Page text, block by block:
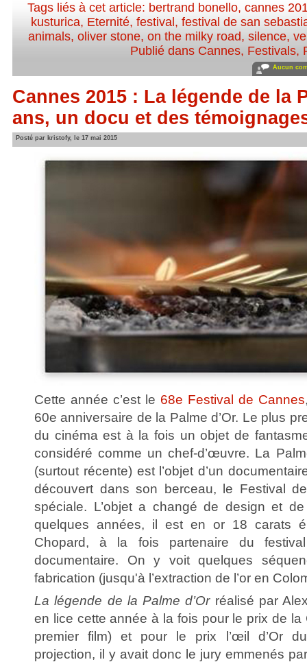
Tags liés à cet article: bertrand bonello,cannes
kusturica, Eternité, festival , festival de san
animals, oliver stone, on the milky road, silence,
Publié dans Cannes, Festivals,
Aucun
Cannes 2015 : La légende de la
ans, un docu et des
Posté par kristofy, le 17 mai 2015
Cette année c’est le 68e Festival de Cannes
60e anniversaire de la Palme d’Or. Le plus
du cinéma est à la fois un objet de
considéré comme un chef-d’œuvre. La
(surtout récente) est l’objet d’un
découvert dans son berceau, le Festival
spéciale. L’objet a changé de design et
quelques années, il est en or 18 carats
Chopard, à la fois partenaire du
documentaire. On y voit quelques
fabrication (jusqu'à l’extraction de l’or en
La légende de la Palme d’Orréalisé par
en lice cette année à la fois pour le prix de la
premier film) et pour le prix l’œil d’Or
projection, il y avait donc le jury emmenés